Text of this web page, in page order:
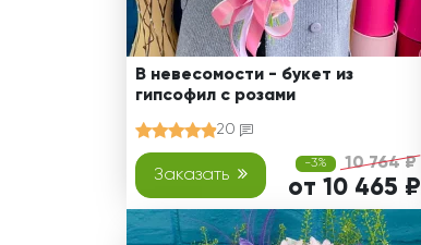
В невесомости - букет из
гипсофил с розами
20
Заказать
-3% 10 764 ₽
от 10 465 ₽